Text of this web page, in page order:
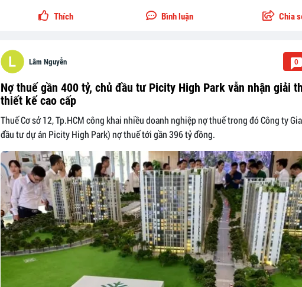
Thích Bình luận Chia
Lâm Nguyễn 0
Nợ thuế gần 400 tỷ, chủ đầu tư Picity High Park vẫn nhận giải
thiết kế cao cấp
Thuế Cơ sở 12, Tp.HCM công khai nhiều doanh nghiệp nợ thuế trong đó Công ty
đầu tư dự án Picity High Park) nợ thuế tới gần 396 tỷ đồng.